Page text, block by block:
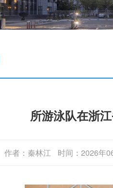
所游泳队在浙
作者：秦林江 时间：2026年